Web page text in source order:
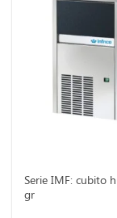
Serie IMF: cubito
gr